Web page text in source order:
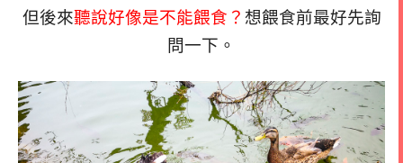
但後來聽說好像是不能餵食？ 想餵食前最好先詢
問一下。